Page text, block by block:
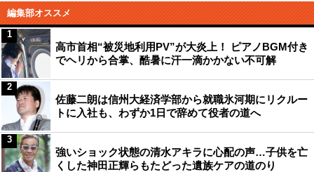
編集部オススメ
高市首相“被災地利用PV”が大炎上！ ピアノBGM付き
でヘリから合掌、酷暑に汗一滴かかない不可解
1
佐藤二朗は信州大経済学部から就職氷河期にリクルー
トに入社も、わずか1日で辞めて役者の道へ
2
強いショック状態の清水アキラに心配の声…子供を亡
くした神田正輝らもたどった遺族ケアの道のり
3